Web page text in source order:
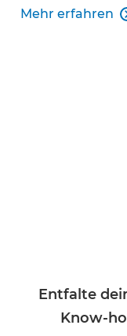
Mehr erfahren
Entfalte
Know-